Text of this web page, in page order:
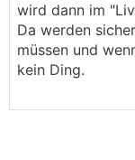
wird dann im
Da werden
müssen und
kein Ding.